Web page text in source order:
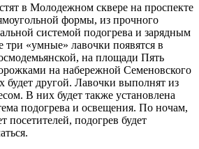
в Молодежном сквере на проспекте
формы, из прочного
системой подогрева и зарядным
«умные» лавочки появятся в
на площади Пять
на набережной Семеновского
будет другой. Лавочки выполнят из
В них будет также установлена
подогрева и освещения. По ночам,
посетителей, подогрев будет